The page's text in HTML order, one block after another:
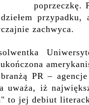
poprzeczkę.
zachwyca.
PR –
iż
to jej debiut